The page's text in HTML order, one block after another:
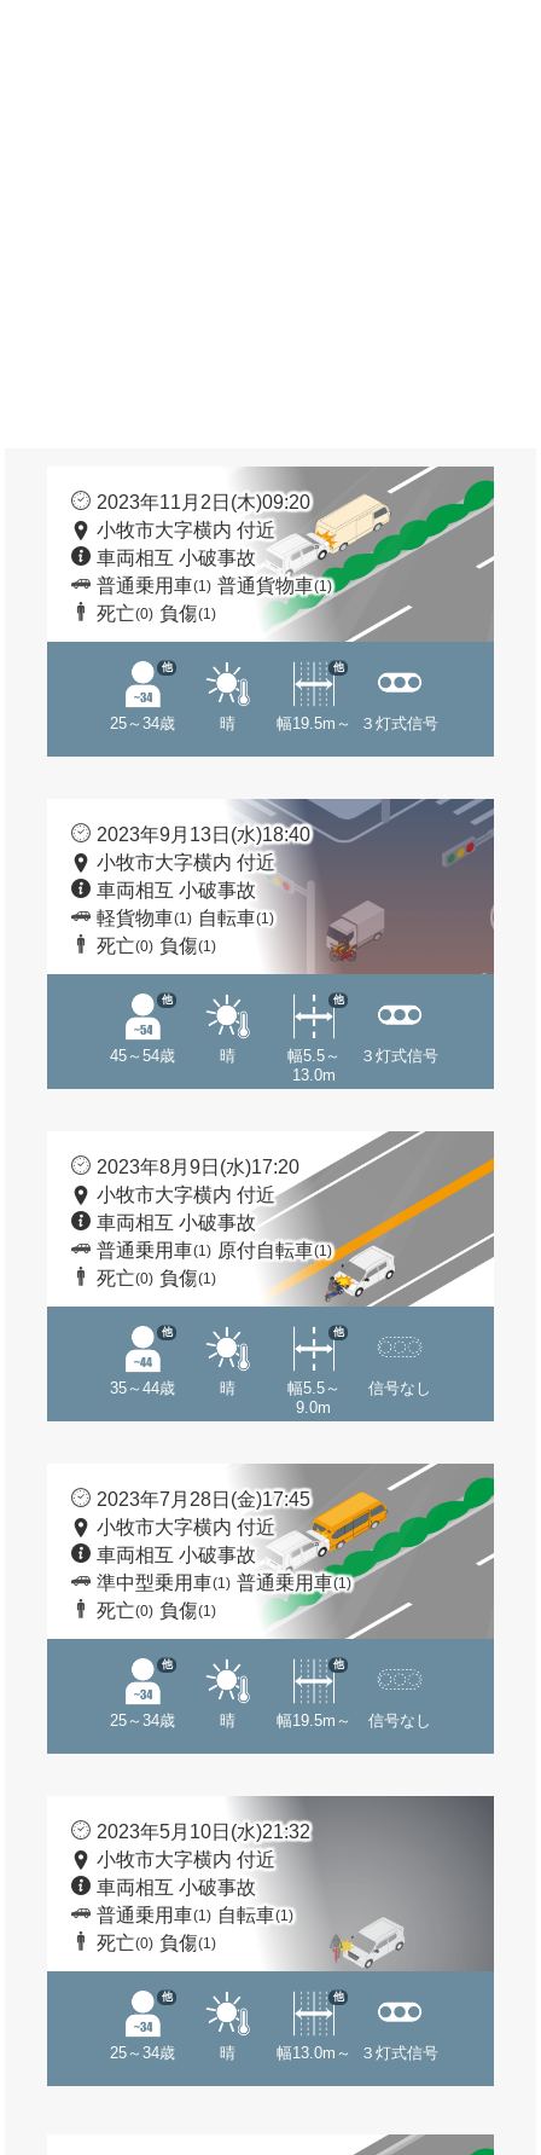
2023年11月2日(木)09:20
小牧市大字横内 付近
車両相互 小破事故
普通乗用車(1) 普通貨物車(1)
死亡(0) 負傷(1)
25～34歳
他
晴 幅19.5m～
他
３灯式信号
2023年9月13日(水)18:40
小牧市大字横内 付近
車両相互 小破事故
軽貨物車(1) 自転車(1)
死亡(0) 負傷(1)
45～54歳
他
晴
幅5.5～
13.0m
他
３灯式信号
2023年8月9日(水)17:20
小牧市大字横内 付近
車両相互 小破事故
普通乗用車(1) 原付自転車(1)
死亡(0) 負傷(1)
35～44歳
他
晴
幅5.5～
9.0m
他
信号なし
2023年7月28日(金)17:45
小牧市大字横内 付近
車両相互 小破事故
準中型乗用車(1) 普通乗用車(1)
死亡(0) 負傷(1)
25～34歳
他
晴 幅19.5m～
他
信号なし
2023年5月10日(水)21:32
小牧市大字横内 付近
車両相互 小破事故
普通乗用車(1) 自転車(1)
死亡(0) 負傷(1)
25～34歳
他
晴 幅13.0m～
他
３灯式信号